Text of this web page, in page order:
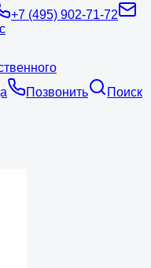
+7 (495) 902-71-72
Позвонить
Поиск